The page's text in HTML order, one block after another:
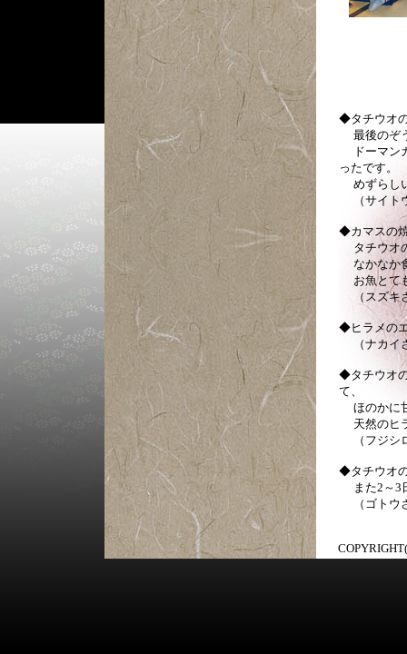
◆タチウオ
最後のぞ
ドーマン
ったです。
めずらし
（サイト
◆カマスの
タチウオ
なかなか
お魚とて
（スズキ
◆ヒラメの
（ナカイ
◆タチウオ
て、
ほのかに
天然のヒ
（フジシ
◆タチウオ
また2～3
（ゴトウ